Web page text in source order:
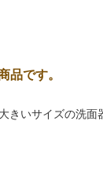
です。
きいサイズの洗面